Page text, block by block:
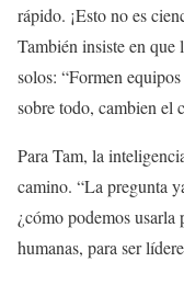
rápido. ¡Esto no es
También insiste en que
solos: “Formen
sobre todo, cambien el
Para Tam, la
camino. “La pregunta
¿cómo podemos usarla
humanas, para ser